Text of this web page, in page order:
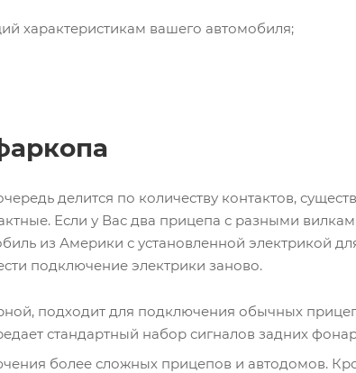
характеристикам вашего автомобиля;
делится по количеству контактов,
Если у Вас два прицепа с разными
из Америки с установленной электрикой
подключение электрики заново.
подходит для подключения обычных
стандартный набор сигналов задних
более сложных прицепов и автодомов.